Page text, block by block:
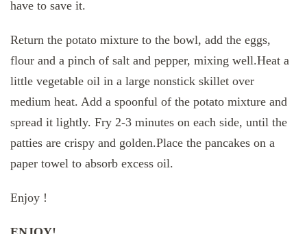
have to save it.
Return the potato mixture to the bowl, add the eggs,
flour and a pinch of salt and pepper, mixing well.Heat a
little vegetable oil in a large nonstick skillet over
medium heat. Add a spoonful of the potato mixture and
spread it lightly. Fry 2-3 minutes on each side, until the
patties are crispy and golden.Place the pancakes on a
paper towel to absorb excess oil.
Enjoy !